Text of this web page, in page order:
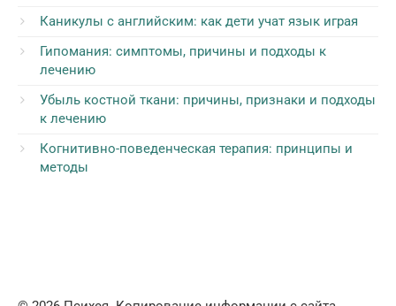
Каникулы с английским: как дети учат язык играя
Гипомания: симптомы, причины и подходы к
лечению
Убыль костной ткани: причины, признаки и подходы
к лечению
Когнитивно-поведенческая терапия: принципы и
методы